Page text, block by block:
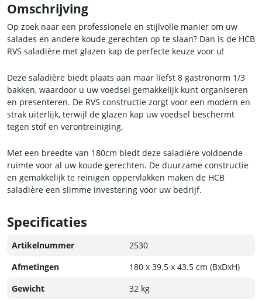
Omschrijving
Op zoek naar een professionele en stijlvolle manier om uw
salades en andere koude gerechten op te slaan? Dan is de HCB
RVS saladière met glazen kap de perfecte keuze voor u!
Deze saladière biedt plaats aan maar liefst 8 gastronorm 1/3
bakken, waardoor u uw voedsel gemakkelijk kunt organiseren
en presenteren. De RVS constructie zorgt voor een modern en
strak uiterlijk, terwijl de glazen kap uw voedsel beschermt
tegen stof en verontreiniging.
Met een breedte van 180cm biedt deze saladière voldoende
ruimte voor al uw koude gerechten. De duurzame constructie
en gemakkelijk te reinigen oppervlakken maken de HCB
saladière een slimme investering voor uw bedrijf.
Kies voor de kwaliteit en stijl van HCB en bestel uw RVS
saladière met glazen kap vandaag nog
Specificaties
Artikelnummer
2530
Afmetingen
180 x 39.5 x 43.5 cm (BxDxH)
Gewicht
32 kg